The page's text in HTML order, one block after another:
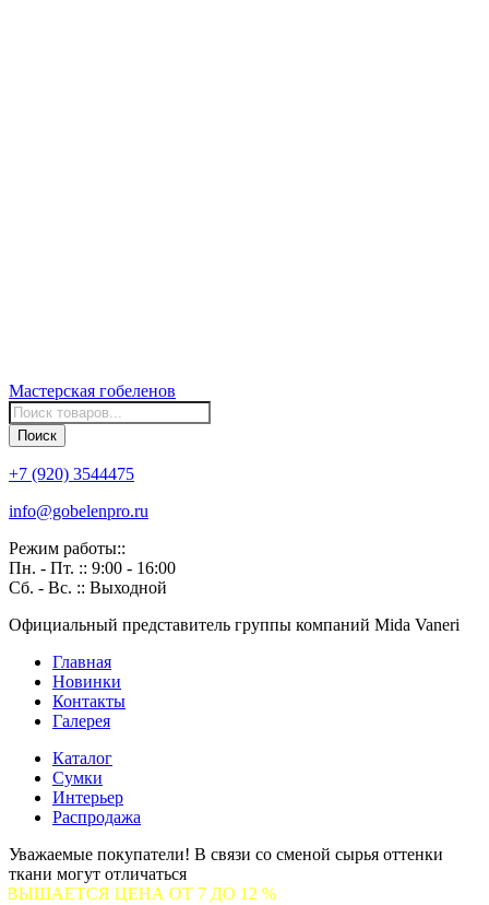
Мастерская гобеленов
Поиск
товаров
Поиск
+7 (920) 3544475
info@gobelenpro.ru
Режим работы::
Пн. - Пт. :: 9:00 - 16:00
Сб. - Вс. :: Выходной
Официальный представитель группы компаний Mida Vaneri
Главная
Новинки
Контакты
Галерея
Каталог
Сумки
Интерьер
Распродажа
Уважаемые покупатели! В связи со сменой сырья оттенки
ткани могут отличаться
ЦЕНА ОТ 7 ДО 12 %